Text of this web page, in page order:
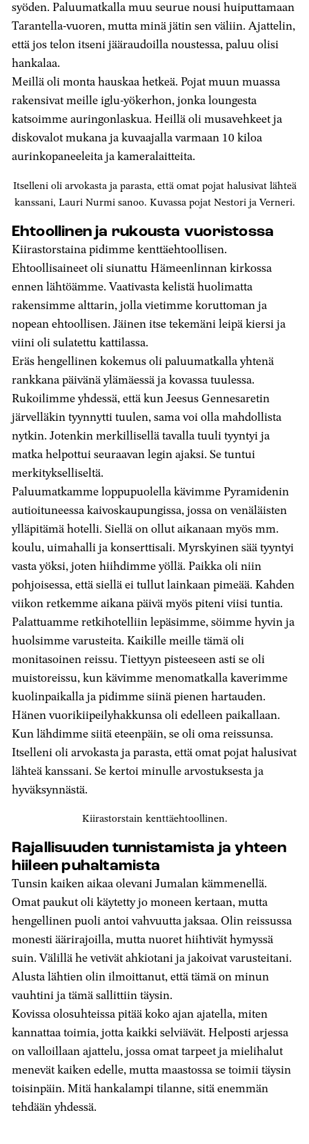
syöden. Paluumatkalla muu seurue nousi huiputtamaan
Tarantella-vuoren, mutta minä jätin sen väliin. Ajattelin,
että jos telon itseni jääraudoilla noustessa, paluu olisi
hankalaa.
Meillä oli monta hauskaa hetkeä. Pojat muun muassa
rakensivat meille iglu-yökerhon, jonka loungesta
katsoimme auringonlaskua. Heillä oli musavehkeet ja
diskovalot mukana ja kuvaajalla varmaan 10 kiloa
aurinkopaneeleita ja kameralaitteita.
Itselleni oli arvokasta ja parasta, että omat pojat halusivat lähteä
kanssani, Lauri Nurmi sanoo. Kuvassa pojat Nestori ja Verneri.
Ehtoollinen ja rukousta vuoristossa
Kiirastorstaina pidimme kenttäehtoollisen.
Ehtoollisaineet oli siunattu Hämeenlinnan kirkossa
ennen lähtöämme. Vaativasta kelistä huolimatta
rakensimme alttarin, jolla vietimme koruttoman ja
nopean ehtoollisen. Jäinen itse tekemäni leipä kiersi ja
viini oli sulatettu kattilassa.
Eräs hengellinen kokemus oli paluumatkalla yhtenä
rankkana päivänä ylämäessä ja kovassa tuulessa.
Rukoilimme yhdessä, että kun Jeesus Gennesaretin
järvelläkin tyynnytti tuulen, sama voi olla mahdollista
nytkin. Jotenkin merkillisellä tavalla tuuli tyyntyi ja
matka helpottui seuraavan legin ajaksi. Se tuntui
merkitykselliseltä.
Paluumatkamme loppupuolella kävimme Pyramidenin
autioituneessa kaivoskaupungissa, jossa on venäläisten
ylläpitämä hotelli. Siellä on ollut aikanaan myös mm.
koulu, uimahalli ja konserttisali. Myrskyinen sää tyyntyi
vasta yöksi, joten hiihdimme yöllä. Paikka oli niin
pohjoisessa, että siellä ei tullut lainkaan pimeää. Kahden
viikon retkemme aikana päivä myös piteni viisi tuntia.
Palattuamme retkihotelliin lepäsimme, söimme hyvin ja
huolsimme varusteita. Kaikille meille tämä oli
monitasoinen reissu. Tiettyyn pisteeseen asti se oli
muistoreissu, kun kävimme menomatkalla kaverimme
kuolinpaikalla ja pidimme siinä pienen hartauden.
Hänen vuorikiipeilyhakkunsa oli edelleen paikallaan.
Kun lähdimme siitä eteenpäin, se oli oma reissunsa.
Itselleni oli arvokasta ja parasta, että omat pojat halusivat
lähteä kanssani. Se kertoi minulle arvostuksesta ja
hyväksynnästä.
Kiirastorstain kenttäehtoollinen.
Rajallisuuden tunnistamista ja yhteen
hiileen puhaltamista
Tunsin kaiken aikaa olevani Jumalan kämmenellä.
Omat paukut oli käytetty jo moneen kertaan, mutta
hengellinen puoli antoi vahvuutta jaksaa. Olin reissussa
monesti äärirajoilla, mutta nuoret hiihtivät hymyssä
suin. Välillä he vetivät ahkiotani ja jakoivat varusteitani.
Alusta lähtien olin ilmoittanut, että tämä on minun
vauhtini ja tämä sallittiin täysin.
Kovissa olosuhteissa pitää koko ajan ajatella, miten
kannattaa toimia, jotta kaikki selviävät. Helposti arjessa
on valloillaan ajattelu, jossa omat tarpeet ja mielihalut
menevät kaiken edelle, mutta maastossa se toimii täysin
toisinpäin. Mitä hankalampi tilanne, sitä enemmän
tehdään yhdessä.